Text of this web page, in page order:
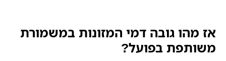
אז מהו גובה דמי המזונות במשמורת
משותפת בפועל?